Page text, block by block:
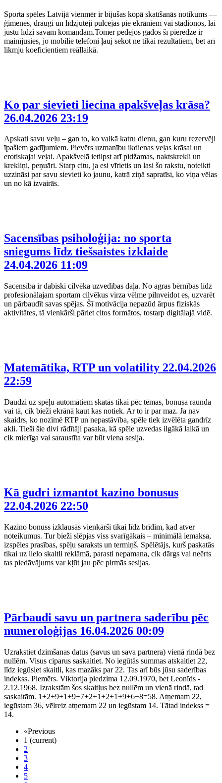
Sporta spēles Latvijā vienmēr ir bijušas kopā skatīšanās notikums —
ģimenes, draugi un līdzjutēji pulcējas pie ekrāniem vai stadionos, lai
justu līdzi savām komandām.Tomēr pēdējos gados šī pieredze ir
mainījusies, jo mobilie telefoni ļauj sekot ne tikai rezultātiem, bet arī
likmju koeficientiem reāllaikā.
Ko par sievieti liecina apakšveļas krāsa?
26.04.2026 23:19
Apskati savu veļu – gan to, ko valkā katru dienu, gan kuru rezervēji
īpašiem gadījumiem. Pievērs uzmanību ikdienas veļas krāsai un
erotiskajai veļai. Apakšveļā ietilpst arī pidžamas, naktskrekli un
krekliņi, peņuāri. Starp citu, ja esi vīrietis un lasi šo rakstu, noteikti
uzzināsi par savu sievieti ko jaunu, katrā ziņā sapratīsi, ko viņa vēlas
un no kā izvairās.
Sacensības psiholoģija: no sporta
sniegums līdz tiešsaistes izklaide
24.04.2026 11:09
Sacensība ir dabiski cilvēka uzvedības daļa. No agras bērnības līdz
profesionālajam sportam cilvēkus virza vēlme pilnveidot es, uzvarēt
un pārbaudīt savas spējas. Šī motivācija nepazūd ārpus fiziskās
aktivitātes, tā vienkārši pāriet citos formātos, tostarp digitālajā vidē.
Matemātika, RTP un volatility 22.04.2026
22:59
Daudzi uz spēļu automātiem skatās tikai pēc tēmas, bonusa raunda
vai tā, cik bieži ekrānā kaut kas notiek. Ar to ir par maz. Ja nav
skaidrs, ko nozīmē RTP un nepastāvība, spēle tiek izvēlēta gandrīz
akli. Tieši šie divi rādītāji pasaka, kā spēle uzvedas ilgākā laikā un
cik mierīga vai saraustīta var būt viena sesija.
Kā gudri izmantot kazino bonusus
22.04.2026 22:50
Kazino bonuss izklausās vienkārši tikai līdz brīdim, kad atver
noteikumus. Tur bieži slēpjas viss svarīgākais – minimālā iemaksa,
izspēles prasības, spēļu saraksts un termiņš. Spēlētājs, kurš paskatās
tikai uz lielo skaitli reklāmā, parasti nepamana, cik dārgs vai neērts
tas piedāvājums var kļūt jau pēc pirmās sesijas.
Pārbaudi savu un partnera saderību pēc
numeroloģijas 16.04.2026 00:09
Uzrakstiet dzimšanas datus (savus un sava partnera) vienā rindā bez
nullēm. Visus ciparus saskaitiet. No iegūtās summas atskaitiet 22,
līdz iegūsiet skaitli, kas mazāks par 22. Tas arī būs jūsu saderības
indekss. Piemērs. Viktorija piedzima 12.09.1970, bet Leonīds -
2.12.1968. Izrakstām šos skaitļus bez nullēm un vienā rindā, tad
saskaitām. 1+2+9+1+9+7+2+1+2+1+9+6+8=58. Atņemam 22,
iegūstam 36, vēlreiz atņemam 22 un iegūstam 14. Tātad indekss =
14.
«Previous
1 (current)
2
3
4
5